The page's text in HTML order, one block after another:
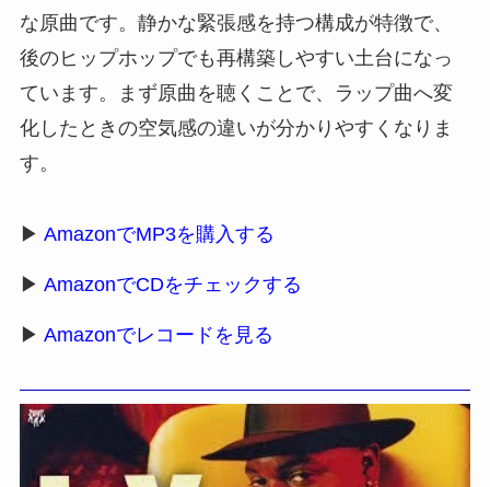
な原曲です。静かな緊張感を持つ構成が特徴で、
後のヒップホップでも再構築しやすい土台になっ
ています。まず原曲を聴くことで、ラップ曲へ変
化したときの空気感の違いが分かりやすくなりま
す。
▶ AmazonでMP3を購入する
▶ AmazonでCDをチェックする
▶ Amazonでレコードを見る